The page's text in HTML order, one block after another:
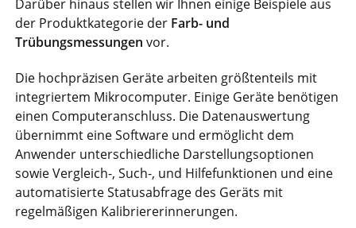
Darüber hinaus stellen wir Ihnen einige Beispiele aus
der Produktkategorie der Farb- und
Trübungsmessungen vor.
Die hochpräzisen Geräte arbeiten größtenteils mit
integriertem Mikrocomputer. Einige Geräte benötigen
einen Computeranschluss. Die Datenauswertung
übernimmt eine Software und ermöglicht dem
Anwender unterschiedliche Darstellungsoptionen
sowie Vergleich-, Such-, und Hilfefunktionen und eine
automatisierte Statusabfrage des Geräts mit
regelmäßigen Kalibriererinnerungen.